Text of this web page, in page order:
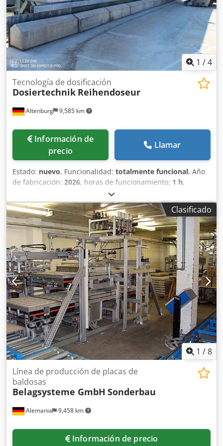
1 /4
Altenburg 9,585 km
Tecnología de dosificación
Dosiertechnik Reihendoseur
Información de
precio
Llamar
Estado: nuevo, Funcionalidad: totalmente funcional, Año
de fabricación: 2026, horas de funcionamiento: 1 h,
Sistemas dosificadores en línea para la producción de
materiales de construcción. Dksdpozlxqcjfx Abzor
Búnkeres dispuestos en línea según sus necesidades.
Capacidad de los búnkeres: 2 tamaños de 15 m³ y 40 m³.
Sistema completo con control que permite almacenar
hasta 999 recetas. Rendimiento por hora de hasta 700
toneladas. Cinta transportadora de almacenamiento, fija o
basculante. Con o sin mezclador de paletas. Precio y
alcance del suministro a consultar.
Clasificado
1 /8
Alemania 9,458 km
Línea de producción de placas de
baldosas
Belagsysteme GmbH Sonderbau
Información de precio